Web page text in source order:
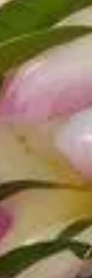
à 17:30
emblématique des
un apport
de votre
compost est-il
être un excellent
indispensables à la
efficacement les
à bon escient
du compost,
des racines. Mélangez-
un apport constant
sur la
sol, le compost joue
et fertile. Cette diversité